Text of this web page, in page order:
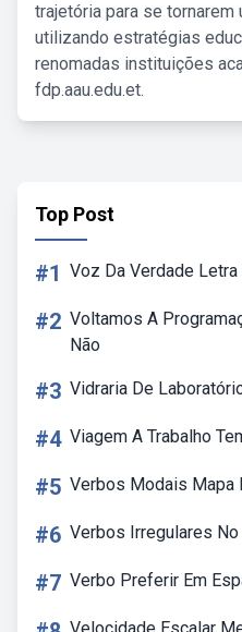
trajetória para se tornarem
utilizando estratégias
renomadas instituições
fdp.aau.edu.et.
Top Post
#1 Voz Da Verdade Letra
#2 Voltamos A
Não
#3 Vidraria De
#4 Viagem A Trabalho
#5 Verbos Modais Mapa
#6 Verbos Irregulares
#7 Verbo Preferir Em